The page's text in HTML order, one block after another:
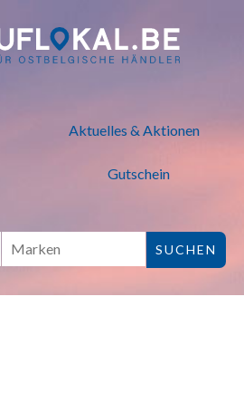
- Bei lokalen
Aktuelles & Aktionen
Gutschein